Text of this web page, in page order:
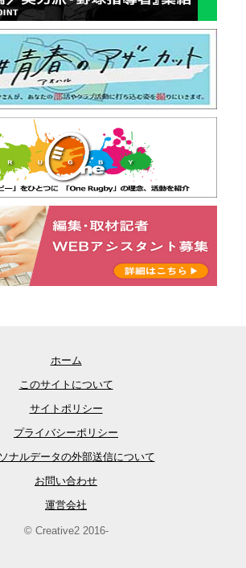
ホーム
このサイトについて
サイトポリシー
プライバシーポリシー
ナルデータの外部送信について
お問い合わせ
運営会社
© Creative2 2016-